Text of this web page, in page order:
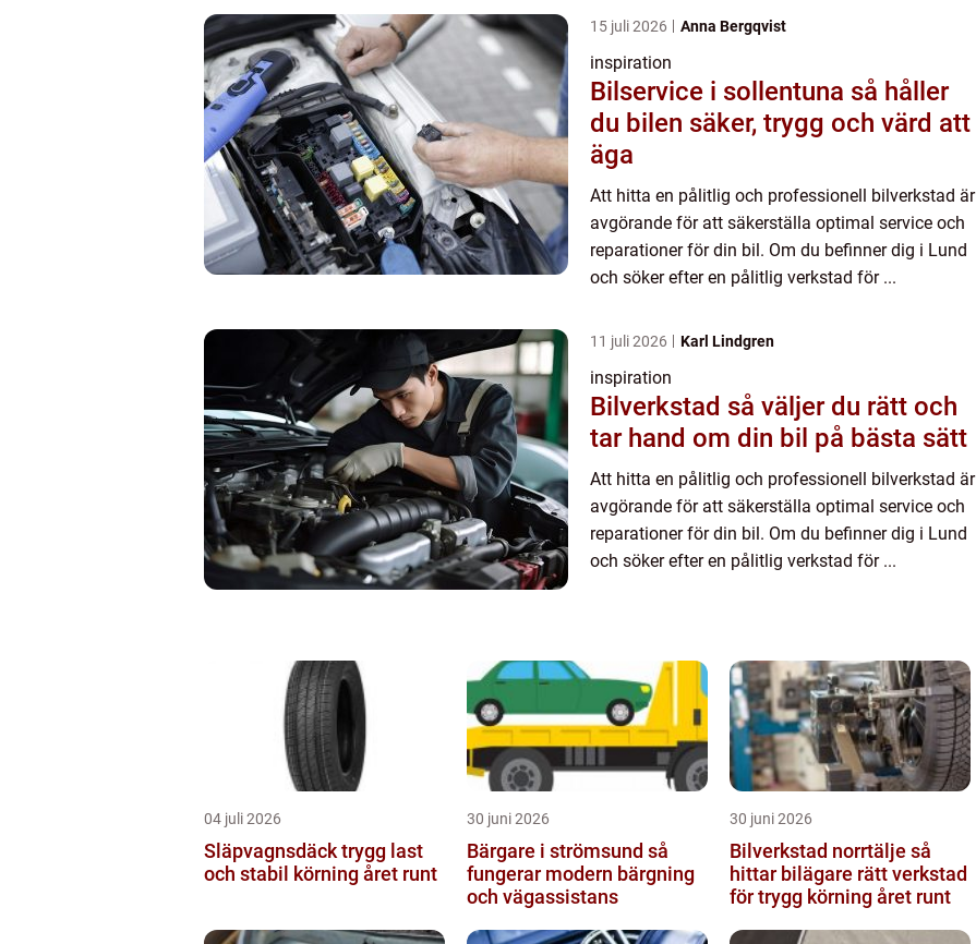
15 juli 2026 Anna Bergqvist
inspiration
Bilservice i sollentuna så håller
du bilen säker, trygg och värd att
äga
Att hitta en pålitlig och professionell bilverkstad är
avgörande för att säkerställa optimal service och
reparationer för din bil. Om du befinner dig i Lund
och söker efter en pålitlig verkstad för ...
11 juli 2026 Karl Lindgren
inspiration
Bilverkstad så väljer du rätt och
tar hand om din bil på bästa sätt
Att hitta en pålitlig och professionell bilverkstad är
avgörande för att säkerställa optimal service och
reparationer för din bil. Om du befinner dig i Lund
och söker efter en pålitlig verkstad för ...
04 juli 2026
Släpvagnsdäck trygg last
och stabil körning året runt
30 juni 2026
Bärgare i strömsund så
fungerar modern bärgning
och vägassistans
30 juni 2026
Bilverkstad norrtälje så
hittar bilägare rätt verkstad
för trygg körning året runt